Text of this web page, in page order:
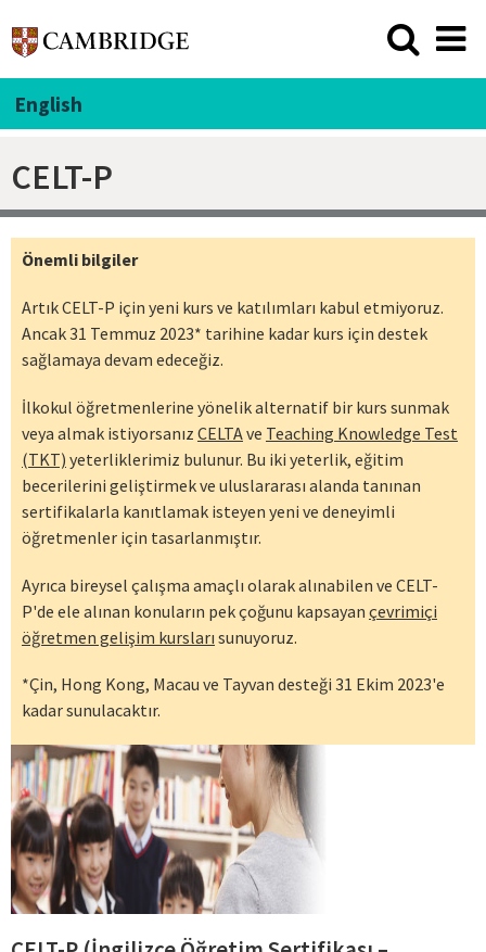
English
CELT-P
Önemli bilgiler
Artık CELT-P için yeni kurs ve katılımları kabul etmiyoruz.
Ancak 31 Temmuz 2023* tarihine kadar kurs için destek
sağlamaya devam edeceğiz.
İlkokul öğretmenlerine yönelik alternatif bir kurs sunmak
veya almak istiyorsanız CELTAve Teaching Knowledge Test
(TKT) yeterliklerimiz bulunur. Bu iki yeterlik, eğitim
becerilerini geliştirmek ve uluslararası alanda tanınan
sertifikalarla kanıtlamak isteyen yeni ve deneyimli
öğretmenler için tasarlanmıştır.
Ayrıca bireysel çalışma amaçlı olarak alınabilen ve CELT-
P'de ele alınan konuların pek çoğunu kapsayan çevrimiçi
öğretmen gelişim kursları sunuyoruz.
*Çin, Hong Kong, Macau ve Tayvan desteği 31 Ekim 2023'e
kadar sunulacaktır.